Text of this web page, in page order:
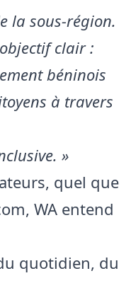
la sous-région.
clair :
béninois
à travers
»
quel que
WA entend
quotidien, du